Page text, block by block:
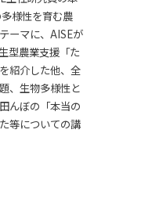
様性を育む農
ーマに、AISEが
型農業支援「た
紹介した他、全
、生物多様性と
んぼの「本当の
等についての講